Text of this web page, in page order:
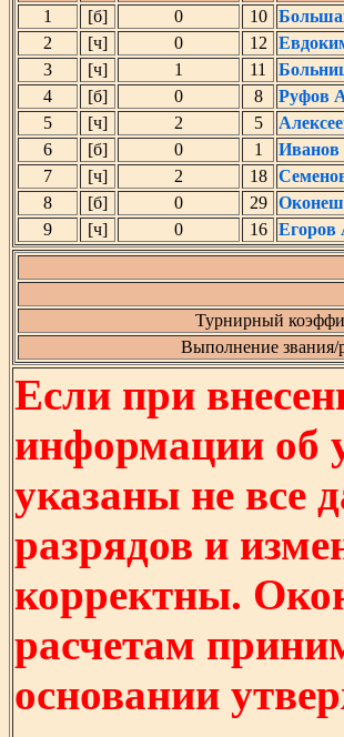
1
[б] 0 10
2
[ч] 0 12
3
[ч] 1 11
4
[б] 0 8
Руфов
5
[ч] 2 5
6
[б] 0 1
7
[ч] 2 18
8
[б] 0 29
9
[ч] 0 16
Егоров
Турнирный
Выполнение звания/
Если при
информации об
указаны не все
разрядов и
корректны.
расчетам
основании